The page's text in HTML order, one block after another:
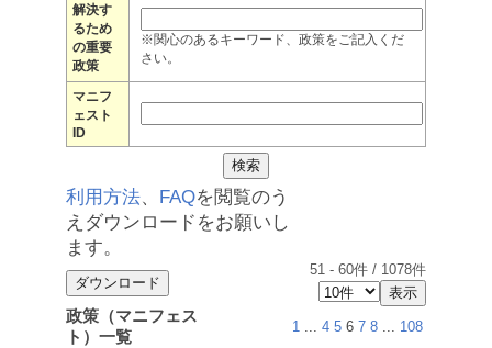
解決す
るため
の重要
政策
※関心のあるキーワード、政策をご記入くだ
さい。
マニフ
ェスト
ID
利用方法、 FAQを閲覧のう
えダウンロードをお願いし
ます。
51 - 60件 / 1078件
政策（マニフェス
ト）一覧
1 ... 4 5 6 7 8 ... 108